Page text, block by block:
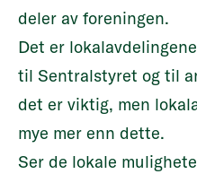
deler av foreningen.
Det er
til Sentralstyret og til
det er viktig, men
mye mer enn dette.
Ser de lokale